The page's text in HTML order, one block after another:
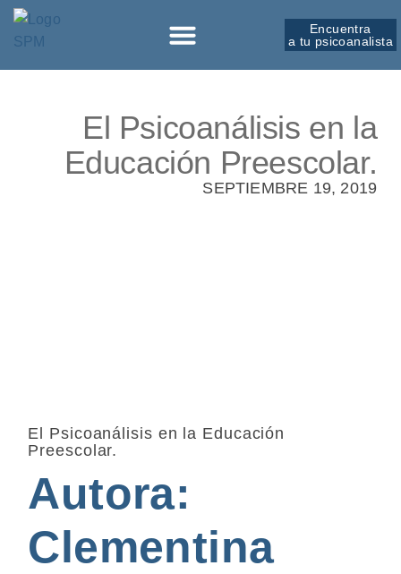
Encuentra
a tu psicoanalista
El Psicoanálisis en la
Educación Preescolar.
SEPTIEMBRE 19, 2019
El Psicoanálisis en la Educación
Preescolar.
Autora:
Clementina